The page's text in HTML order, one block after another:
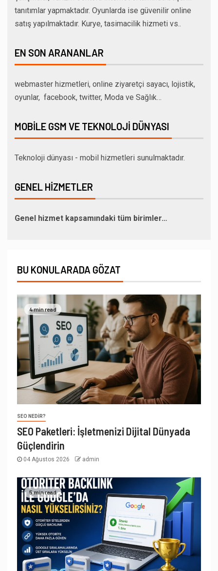
tanıtımlar yapmaktadır. Oyunlarda ise güvenilir online
satış yapılmaktadır. Kurye, tasimacilik hizmeti vs..
EN SON ARANANLAR
webmaster hizmetleri, online ziyaretçi sayacı, lojistik,
oyunlar, facebook, twitter, Moda ve Sağlık…
MOBILE GSM VE TEKNOLOJI DÜNYASI
Teknoloji dünyası - mobil hizmetleri sunulmaktadır.
GENEL HIZMETLER
Genel hizmet kapsamındaki tüm birimler…
BU KONULARADA GÖZAT
4 min read
SEO NEDIR?
SEO Paketleri: İşletmenizi Dijital Dünyada
Güçlendirin
04 Ağustos 2026 admin
5 min read